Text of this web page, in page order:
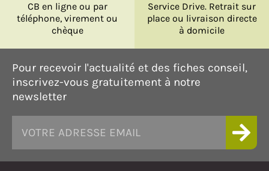
CB en ligne ou par
téléphone, virement ou
chèque
Service Drive. Retrait sur
place ou livraison directe
à domicile
Pour recevoir l'actualité et des fiches conseil,
inscrivez-vous gratuitement à notre
newsletter